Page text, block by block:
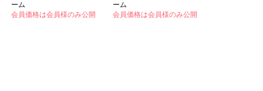
ーム
会員価格は会員様のみ公開
ーム
会員価格は会員様のみ公開